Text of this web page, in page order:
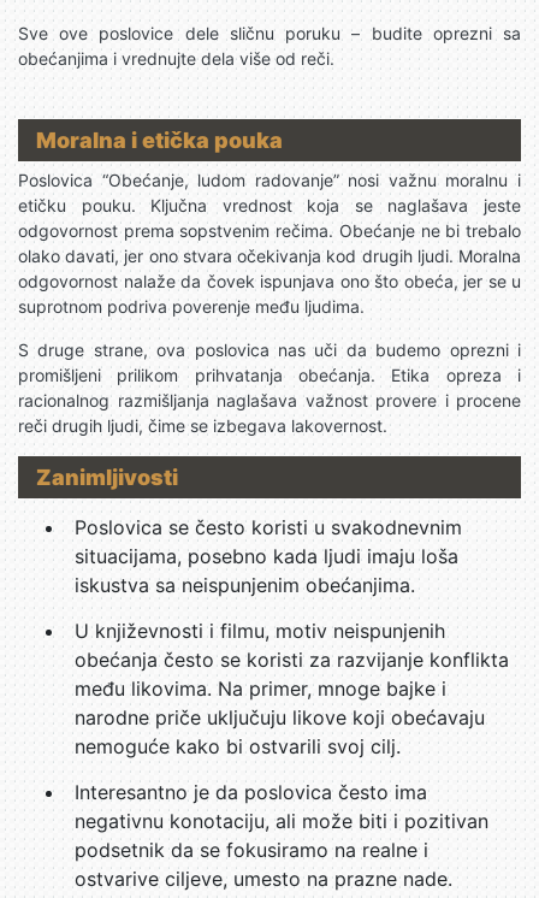
Sve ove poslovice dele sličnu poruku – budite oprezni sa
obećanjima i vrednujte dela više od reči.
Moralna i etička pouka
Poslovica “Obećanje, ludom radovanje” nosi važnu moralnu i
etičku pouku. Ključna vrednost koja se naglašava jeste
odgovornost prema sopstvenim rečima. Obećanje ne bi trebalo
olako davati, jer ono stvara očekivanja kod drugih ljudi. Moralna
odgovornost nalaže da čovek ispunjava ono što obeća, jer se u
suprotnom podriva poverenje među ljudima.
S druge strane, ova poslovica nas uči da budemo oprezni i
promišljeni prilikom prihvatanja obećanja. Etika opreza i
racionalnog razmišljanja naglašava važnost provere i procene
reči drugih ljudi, čime se izbegava lakovernost.
Zanimljivosti
Poslovica se često koristi u svakodnevnim
situacijama, posebno kada ljudi imaju loša
iskustva sa neispunjenim obećanjima.
U književnosti i filmu, motiv neispunjenih
obećanja često se koristi za razvijanje konflikta
među likovima. Na primer, mnoge bajke i
narodne priče uključuju likove koji obećavaju
nemoguće kako bi ostvarili svoj cilj.
Interesantno je da poslovica često ima
negativnu konotaciju, ali može biti i pozitivan
podsetnik da se fokusiramo na realne i
ostvarive ciljeve, umesto na prazne nade.